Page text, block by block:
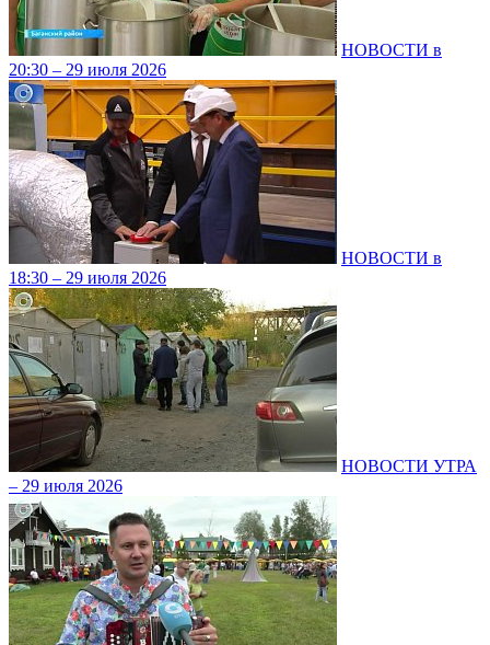
НОВОСТИ в
20:30 – 29 июля 2026
НОВОСТИ в
18:30 – 29 июля 2026
НОВОСТИ УТРА
– 29 июля 2026